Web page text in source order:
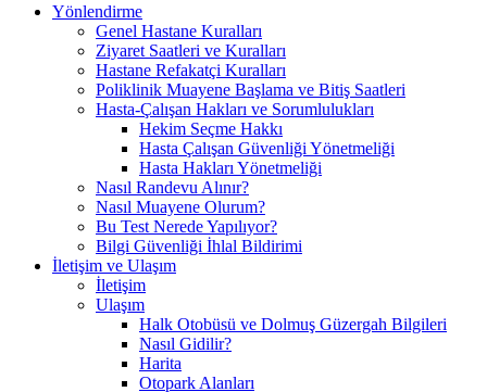
Yönlendirme
Genel Hastane Kuralları
Ziyaret Saatleri ve Kuralları
Hastane Refakatçi Kuralları
Poliklinik Muayene Başlama ve Bitiş Saatleri
Hasta-Çalışan Hakları ve Sorumlulukları
Hekim Seçme Hakkı
Hasta Çalışan Güvenliği Yönetmeliği
Hasta Hakları Yönetmeliği
Nasıl Randevu Alınır?
Nasıl Muayene Olurum?
Bu Test Nerede Yapılıyor?
Bilgi Güvenliği İhlal Bildirimi
İletişim ve Ulaşım
İletişim
Ulaşım
Halk Otobüsü ve Dolmuş Güzergah Bilgileri
Nasıl Gidilir?
Harita
Otopark Alanları